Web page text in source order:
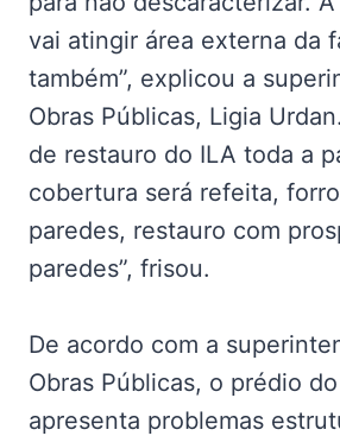
vai atingir área externa da
também”, explicou a
Obras Públicas, Ligia
de restauro do ILA toda a
cobertura será refeita,
paredes, restauro com
paredes”, frisou.
De acordo com a
Obras Públicas, o prédio
apresenta problemas